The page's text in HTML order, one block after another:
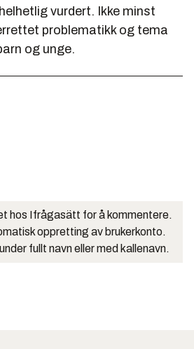
vurdert. Ikke minst
problematikk og tema
og unge.
hos Ifrågasätt for å kommentere.
oppretting av brukerkonto.
fullt navn eller med kallenavn.